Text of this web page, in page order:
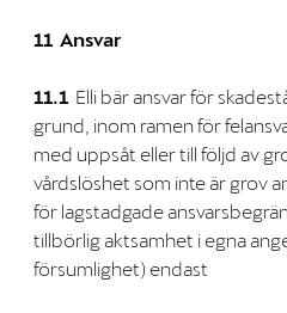
11 Ansvar
11.1 Elli bär ansvar för
grund, inom ramen för
med uppsåt eller till följd av
vårdslöshet som inte är grov
för lagstadgade
tillbörlig aktsamhet i egna
försumlighet) endast